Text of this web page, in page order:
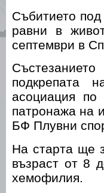
Събитието
равни в
септември в
подкрепата
асоциация
патронажа на
БФ Плувни
На старта ще
възраст от 8
хемофилия.